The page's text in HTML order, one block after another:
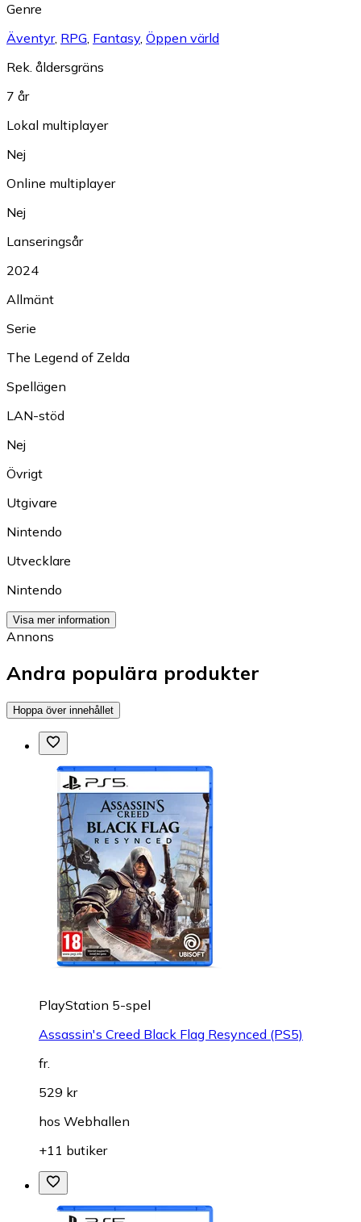
Genre
Äventyr, RPG, Fantasy, Öppen värld
Rek. åldersgräns
7 år
Lokal multiplayer
Nej
Online multiplayer
Nej
Lanseringsår
2024
Allmänt
Serie
The Legend of Zelda
Spellägen
LAN-stöd
Nej
Övrigt
Utgivare
Nintendo
Utvecklare
Nintendo
Visa mer information
Annons
Andra populära produkter
Hoppa över innehållet
PlayStation 5-spel
Assassin's Creed Black Flag Resynced (PS5)
fr.
529 kr
hos Webhallen
+11 butiker